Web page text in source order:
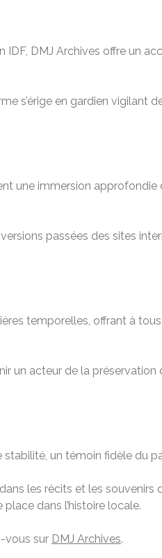
DMJ Archives offre un
s’érige en gardien vigilant
une immersion
passées des sites
temporelles, offrant à
un acteur de la préservation
un témoin fidèle du
les récits et les souvenirs
dans l’histoire locale.
vous sur DMJ Archives.